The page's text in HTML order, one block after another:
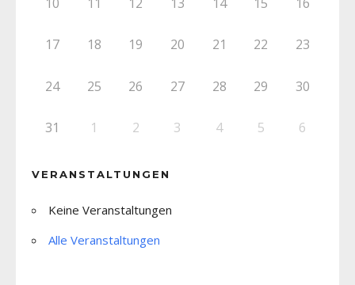
17 18 19 20 21 22 23
24 25 26 27 28 29 30
31 1 2 3 4 5 6
VERANSTALTUNGEN
Keine Veranstaltungen
Alle Veranstaltungen